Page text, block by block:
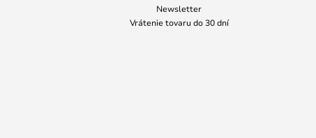
Newsletter
Vrátenie tovaru do 30 dní